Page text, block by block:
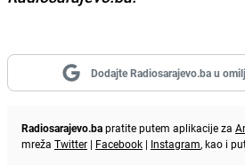
Dodajte Radiosarajevo.ba u
Radiosarajevo.bapratite putem aplikacije za
mreža Twitter | Facebook | Instagram, kao i